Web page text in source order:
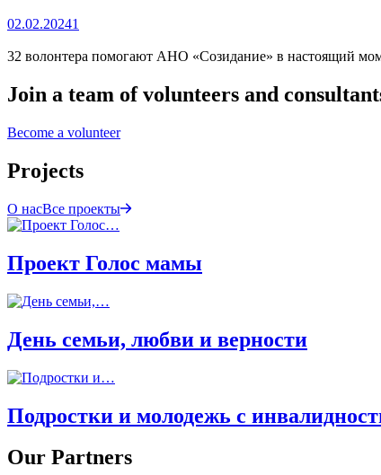
02.02.20241
32 волонтера помогают АНО «Созидание» в настоящий
Join a team of volunteers and
Become a volunteer
Projects
О насВсе проекты
Проект Голос мамы
День семьи, любви и верности
Подростки и молодежь с
Our Partners